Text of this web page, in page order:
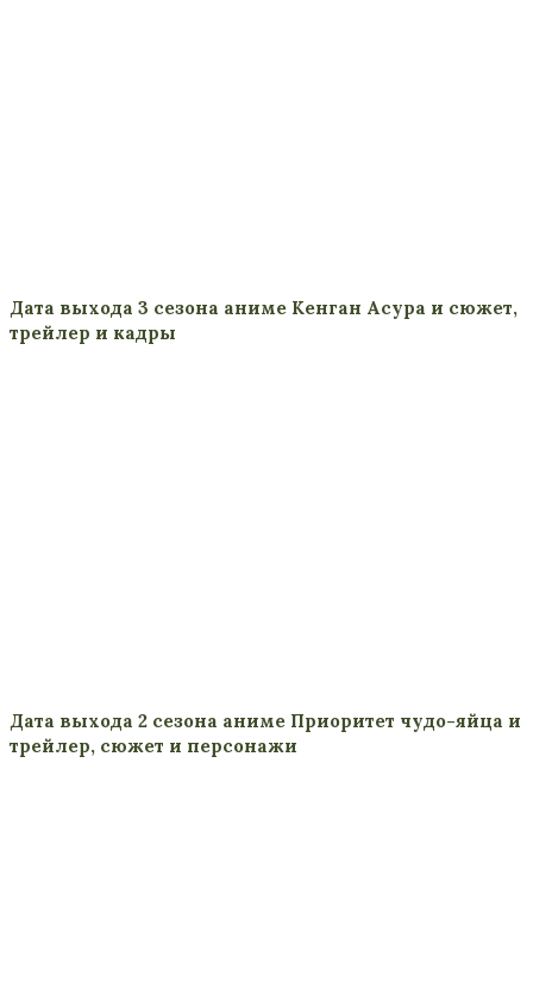
Дата выхода 3 сезона аниме Кенган Асура и сюжет,
трейлер и кадры
Дата выхода 2 сезона аниме Приоритет чудо-яйца и
трейлер, сюжет и персонажи